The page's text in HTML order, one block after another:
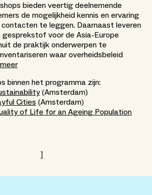
bieden veertig deelnemende
de mogelijkheid kennis en ervaring
te leggen. Daarnaast leveren
gesprekstof voor de Asia-Europe
de praktijk onderwerpen te
waar overheidsbeleid
binnen het programma zijn:
(Amsterdam)
Cities (Amsterdam)
of Life for an Ageing Population